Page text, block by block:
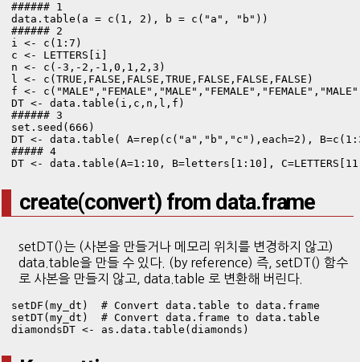
###### 1
data.table(a = c(1, 2), b = c("a", "b"))
###### 2
i <- c(1:7)
c <- LETTERS[i]
n <- c(-3,-2,-1,0,1,2,3)
l <- c(TRUE,FALSE,FALSE,TRUE,FALSE,FALSE,FALSE)
f <-
DT <- data.table(i,c,n,l,f)
###### 3
set.seed(666)
DT <- data.table( A=rep(c("a","b","c"),each=2),
##### 4
DT <- data.table(A=1:10, B=letters[1:10],
create(convert) from data.frame
setDT()는 (사본을 만들거나 메모리 위치를 변경하지 않고)
data.table을 만들 수 있다. (by reference) 즉, setDT() 함수
로 사본을 만들지 않고, data.table 로 변환해 버린다.
setDF(my_dt)  # Convert data.table to data.frame
setDT(my_dt)  # Convert data.frame to data.table
diamondsDT <- as.data.table(diamonds)